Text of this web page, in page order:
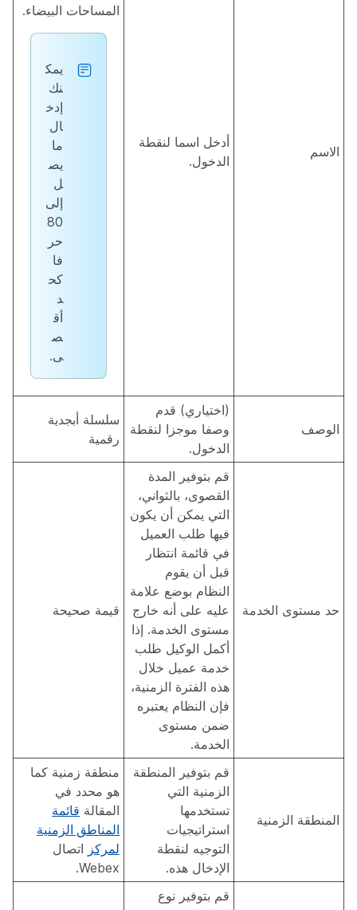
الاسم
أدخل اسما لنقطة
الدخول.
المساحات البيضاء.
يمك
نك
إدخ
ال
ما
يص
ل
إلى
80
حر
فا
كح
د
أق
ص
ى.
الوصف
(اختياري) قدم
وصفا موجزا لنقطة
الدخول.
سلسلة أبجدية
رقمية
حد مستوى الخدمة
قم بتوفير المدة
القصوى، بالثواني،
التي يمكن أن يكون
فيها طلب العميل
في قائمة انتظار
قبل أن يقوم
النظام بوضع علامة
عليه على أنه خارج
مستوى الخدمة. إذا
أكمل الوكيل طلب
خدمة عميل خلال
هذه الفترة الزمنية،
فإن النظام يعتبره
ضمن مستوى
الخدمة.
قيمة صحيحة
المنطقة الزمنية
قم بتوفير المنطقة
الزمنية التي
تستخدمها
استراتيجيات
التوجيه لنقطة
الإدخال هذه.
منطقة زمنية كما
هو محدد في
المقالة قائمة
المناطق الزمنية
لمركز اتصال
Webex.
قم بتوفير نوع